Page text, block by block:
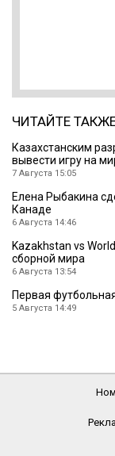
ЧИТАЙТЕ
Казахстанским
вывести игру на
7 Августа 15:05
Елена Рыбакина
Канаде
6 Августа 14:46
Kazakhstan vs
сборной мира
6 Августа 13:54
Первая
5 Августа 14:49